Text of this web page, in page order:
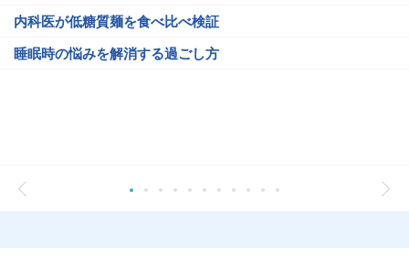
内科医が低糖質麺を食べ比べ検証
睡眠時の悩みを解消する過ごし方